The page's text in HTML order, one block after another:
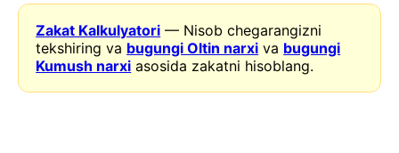
Zakat Kalkulyatori — Nisob chegarangizni
tekshiring va bugungi Oltin narxi va bugungi
Kumush narxi asosida zakatni hisoblang.